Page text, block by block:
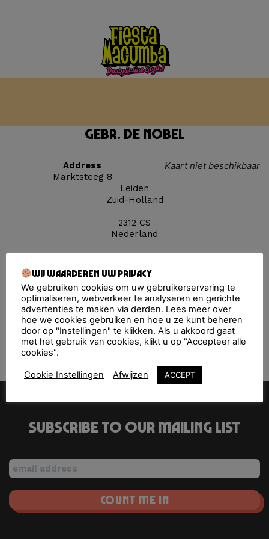
Gebr. de Nobel
Kaart niet beschikbaar
Address
Marktsteeg 8
Leiden
Zuid-Holland
2312 CS
Nederland
Upcoming Events
<li>No events in this location</li>
Melkweg TivoliVredenburg
Subscribe to our mailing list
Wij waarderen uw privacy
We gebruiken cookies om uw gebruikerservaring te
optimaliseren, webverkeer te analyseren en gerichte
advertenties te maken via derden. Lees meer over
hoe we cookies gebruiken en hoe u ze kunt beheren
door op "Instellingen" te klikken. Als u akkoord gaat
met het gebruik van cookies, klikt u op "Accepteer alle
cookies".
Cookie Instellingen Afwijzen ACCEPT